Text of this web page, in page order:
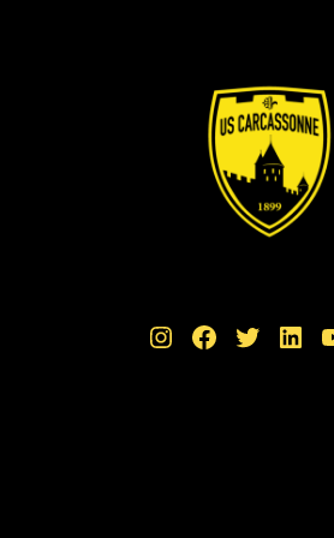
Instagram Facebook Twitter LinkedIn YouTube